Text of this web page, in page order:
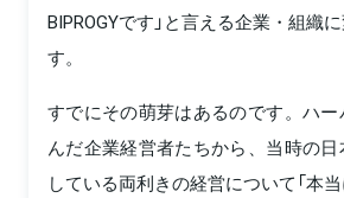
BIPROGYです」と言える企業・組織
す。
すでにその萌芽はあるのです。ハ
んだ企業経営者たちから、当時の
している両利きの経営について「本